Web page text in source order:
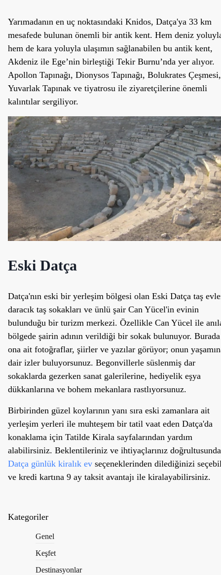
Yarımadanın en uç noktasındaki Knidos, Datça'ya 33 km
mesafede bulunan önemli bir antik kent. Hem deniz
hem de kara yoluyla ulaşımın sağlanabilen bu antik kent,
Akdeniz ile Ege’nin birleştiği Tekir Burnu’nda yer alıyor.
Apollon Tapınağı, Dionysos Tapınağı, Bolukrates Çeşmesi,
Yuvarlak Tapınak ve tiyatrosu ile ziyaretçilerine önemli
kalıntılar sergiliyor.
Eski Datça
Datça'nın eski bir yerleşim bölgesi olan Eski Datça taş
daracık taş sokakları ve ünlü şair Can Yücel'in evinin
bulunduğu bir turizm merkezi. Özellikle Can Yücel ile
bölgede şairin adının verildiği bir sokak bulunuyor. Burada
ona ait fotoğraflar, şiirler ve yazılar görüyor; onun
dair izler buluyorsunuz. Begonvillerle süslenmiş dar
sokaklarda gezerken sanat galerilerine, hediyelik eşya
dükkanlarına ve bohem mekanlara rastlıyorsunuz.
Birbirinden güzel koylarının yanı sıra eski zamanlara ait
yerleşim yerleri ile muhteşem bir tatil vaat eden Datça'da
konaklama için Tatilde Kirala sayfalarından yardım
alabilirsiniz. Beklentileriniz ve ihtiyaçlarınız doğrultusunda
Datça günlük kiralık ev seçeneklerinden dilediğinizi
ve kredi kartına 9 ay taksit avantajı ile kiralayabilirsiniz.
Kategoriler
Genel
Keşfet
Destinasyonlar